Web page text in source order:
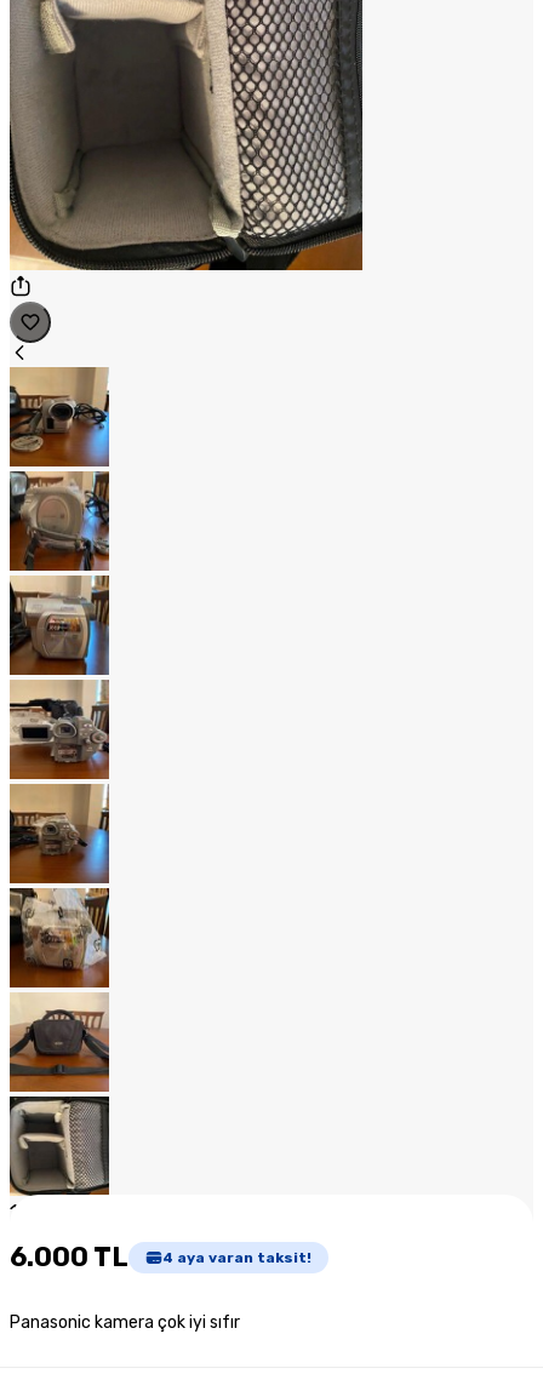
1
6.000 TL 4 aya varan taksit!
Panasonic kamera çok iyi sıfır